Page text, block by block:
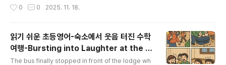
hands together. 채원 쌛 앳 허 데스크, 러빙 허 콜드 핸
Hyunil noticed her shivering and took out somet
hing from his pocket. 현일 노티스트 허 쉬버링 앤 툭
아웃 썸씽 프럼 히즈 파킷. 현일은 그녀가 떨고 있는 것을
보고 주머니에서 무언가를 꺼냈다. It was a small piece
0 0 2025. 11. 18.
읽기 쉬운 초등영어-숙소에서 웃음 터진 수학
여행-Bursting into Laughter at the S
chool Trip Lodge
The bus finally stopped in front of the lodge wh